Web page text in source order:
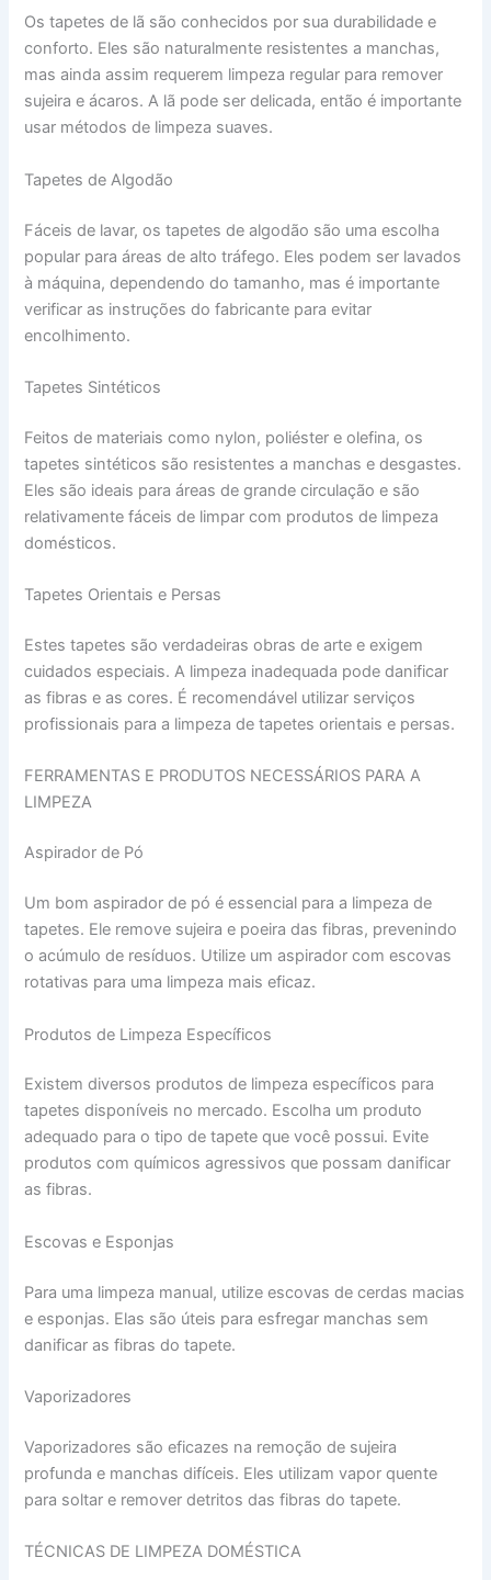
Os tapetes de lã são conhecidos por sua durabilidade e
conforto. Eles são naturalmente resistentes a manchas,
mas ainda assim requerem limpeza regular para remover
sujeira e ácaros. A lã pode ser delicada, então é importante
usar métodos de limpeza suaves.
Tapetes de Algodão
Fáceis de lavar, os tapetes de algodão são uma escolha
popular para áreas de alto tráfego. Eles podem ser lavados
à máquina, dependendo do tamanho, mas é importante
verificar as instruções do fabricante para evitar
encolhimento.
Tapetes Sintéticos
Feitos de materiais como nylon, poliéster e olefina, os
tapetes sintéticos são resistentes a manchas e desgastes.
Eles são ideais para áreas de grande circulação e são
relativamente fáceis de limpar com produtos de limpeza
domésticos.
Tapetes Orientais e Persas
Estes tapetes são verdadeiras obras de arte e exigem
cuidados especiais. A limpeza inadequada pode danificar
as fibras e as cores. É recomendável utilizar serviços
profissionais para a limpeza de tapetes orientais e persas.
FERRAMENTAS E PRODUTOS NECESSÁRIOS PARA A
LIMPEZA
Aspirador de Pó
Um bom aspirador de pó é essencial para a limpeza de
tapetes. Ele remove sujeira e poeira das fibras, prevenindo
o acúmulo de resíduos. Utilize um aspirador com escovas
rotativas para uma limpeza mais eficaz.
Produtos de Limpeza Específicos
Existem diversos produtos de limpeza específicos para
tapetes disponíveis no mercado. Escolha um produto
adequado para o tipo de tapete que você possui. Evite
produtos com químicos agressivos que possam danificar
as fibras.
Escovas e Esponjas
Para uma limpeza manual, utilize escovas de cerdas macias
e esponjas. Elas são úteis para esfregar manchas sem
danificar as fibras do tapete.
Vaporizadores
Vaporizadores são eficazes na remoção de sujeira
profunda e manchas difíceis. Eles utilizam vapor quente
para soltar e remover detritos das fibras do tapete.
TÉCNICAS DE LIMPEZA DOMÉSTICA